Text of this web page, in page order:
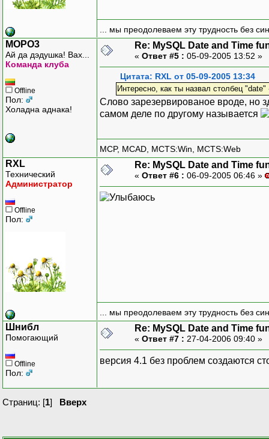
... мы преодолеваем эту трудность без
MOPO3
Ай да дэдушка! Вах...
Команда клуба
Offline
Пол:
Холадна аднака!
Re: MySQL Date and Time
« Ответ #5 : 05-09-2005 13:52 »
Цитата: RXL от 05-09-2005 13:34
Интересно, как ты назвал столбец
Слово зарезервированое вроде, но
самом деле по другому называется
MCP, MCAD, MCTS:Win, MCTS:Web
RXL
Технический
Администратор
Offline
Пол:
Re: MySQL Date and Time
« Ответ #6 : 06-09-2005 06:46 »
... мы преодолеваем эту трудность без
Шнибл
Помогающий
Offline
Пол:
Re: MySQL Date and Time
« Ответ #7 : 27-04-2006 09:40 »
версия 4.1 без проблем создаются
Страниц: [1] Вверх